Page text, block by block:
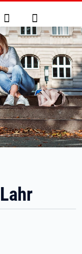
Suche Anmelden